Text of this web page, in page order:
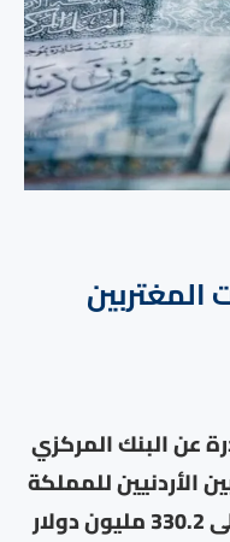
المغتربين
عن البنك المركزي
الأردنيين للمملكة
ارتفاعاً بنسبة 1.3% لتصل الى 330.2 مليون دولار